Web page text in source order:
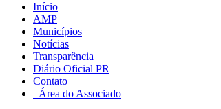
Início
AMP
Municípios
Notícias
Transparência
Diário Oficial PR
Contato
Área do Associado